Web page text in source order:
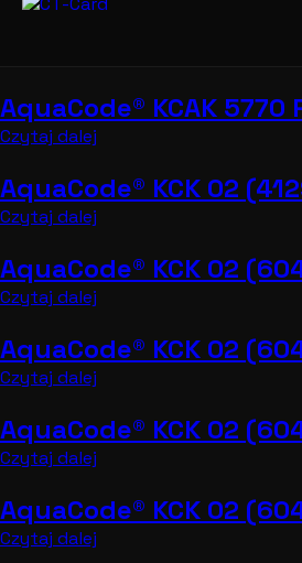
Przejdź
AquaCode® KCAK
Czytaj dalej
AquaCode® KCK 02
Czytaj dalej
AquaCode® KCK 02
Czytaj dalej
AquaCode® KCK 02
Czytaj dalej
AquaCode® KCK 02
Czytaj dalej
AquaCode® KCK 02
Czytaj dalej